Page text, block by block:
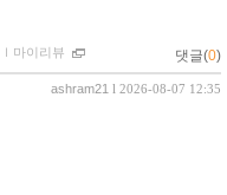
ｌ 마이리뷰 댓글(0)
ashram21 l 2026-08-07 12:35